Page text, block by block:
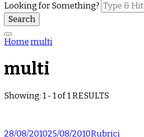
Looking for Something?
Homemulti
multi
Showing: 1 - 1 of 1 RESULTS
28/08/201025/08/2010Rubrici